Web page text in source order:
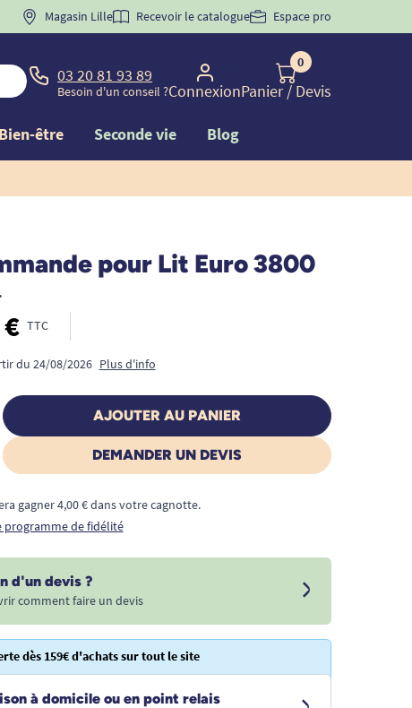
BIENVENUE" pourla 1ère commande d'incontinence
Magasin Lille Recevoir le catalogue Espace pro
03 20 81 93 89
Besoin d'un conseil ?Connexion
0
Panier/ Devis
être Seconde vie Blog
pour Lit Euro 3800
TTC
du 24/08/2026 Plus d'info
AJOUTER AU PANIER
DEMANDER UN DEVIS
gagner 4,00 € dans votre cagnotte.
programme de fidélité
d'un devis ?
comment faire un devis
dès 159€ d'achats sur tout le site
à domicile ou en point relais